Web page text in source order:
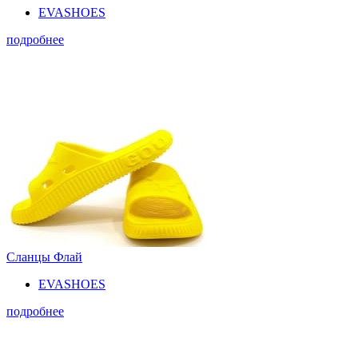
EVASHOES
подробнее
Сланцы Флай
EVASHOES
подробнее